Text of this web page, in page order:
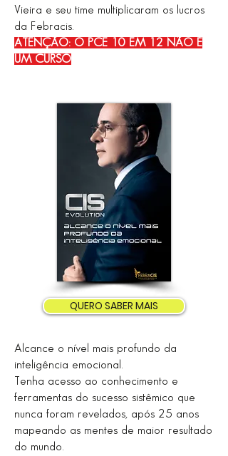
Vieira e seu time multiplicaram os lucros
da Febracis.
ATENÇÃO: O PCE 10 EM 12 NÃO É
UM CURSO
QUERO SABER MAIS
Alcance o nível mais profundo da
inteligência emocional.
Tenha acesso ao conhecimento e
ferramentas do sucesso sistêmico que
nunca foram revelados, após 25 anos
mapeando as mentes de maior resultado
do mundo.